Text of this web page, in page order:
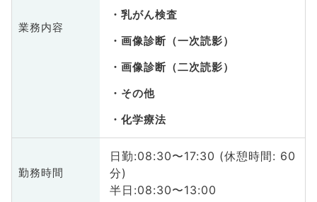
業務内容
乳がん検査
画像診断（一次読影）
画像診断（二次読影）
その他
化学療法
勤務時間
日勤:08:30〜17:30 (休憩時間: 60
分)
半日:08:30〜13:00